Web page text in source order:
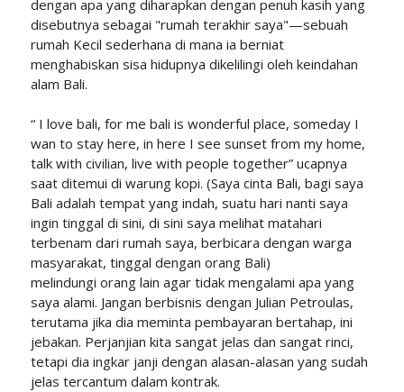
dengan apa yang diharapkan dengan penuh kasih yang
disebutnya sebagai "rumah terakhir saya"—sebuah
rumah Kecil sederhana di mana ia berniat
menghabiskan sisa hidupnya dikelilingi oleh keindahan
alam Bali.
“ I love bali, for me bali is wonderful place, someday I
wan to stay here, in here I see sunset from my home,
talk with civilian, live with people together” ucapnya
saat ditemui di warung kopi. (Saya cinta Bali, bagi saya
Bali adalah tempat yang indah, suatu hari nanti saya
ingin tinggal di sini, di sini saya melihat matahari
terbenam dari rumah saya, berbicara dengan warga
masyarakat, tinggal dengan orang Bali)
melindungi orang lain agar tidak mengalami apa yang
saya alami. Jangan berbisnis dengan Julian Petroulas,
terutama jika dia meminta pembayaran bertahap, ini
jebakan. Perjanjian kita sangat jelas dan sangat rinci,
tetapi dia ingkar janji dengan alasan-alasan yang sudah
jelas tercantum dalam kontrak.